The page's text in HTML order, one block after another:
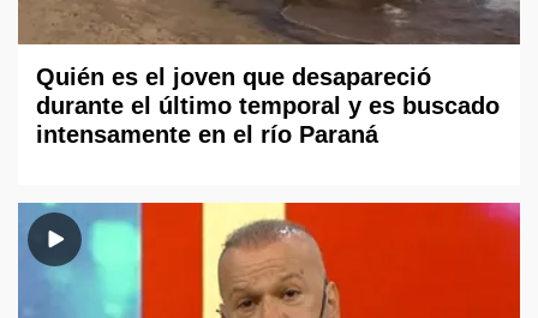
Quién es el joven que desapareció
durante el último temporal y es buscado
intensamente en el río Paraná